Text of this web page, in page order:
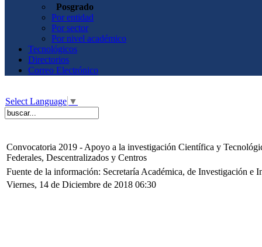
Posgrado
Por entidad
Por sector
Por nivel académico
Tecnológicos
Directorios
Correo Electrónico
Select Language ▼
Convocatoria 2019 - Apoyo a la investigación Científica y
Federales, Descentralizados y Centros
Fuente de la información: Secretaría Académica, de Investigación e
Viernes, 14 de Diciembre de 2018 06:30